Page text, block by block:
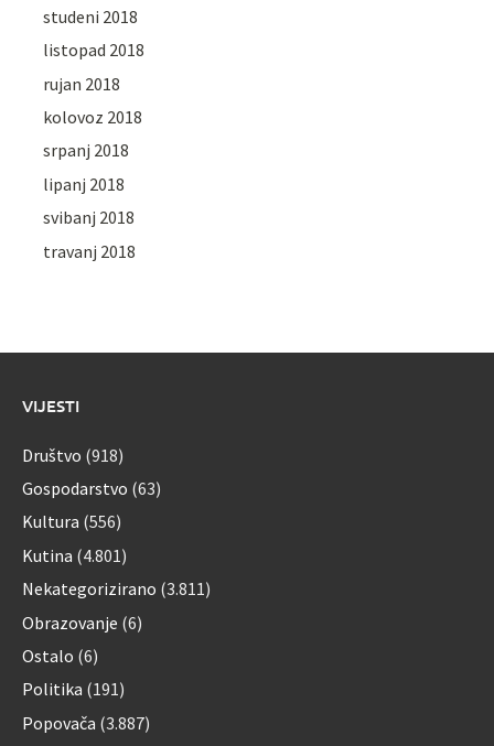
studeni 2018
listopad 2018
rujan 2018
kolovoz 2018
srpanj 2018
lipanj 2018
svibanj 2018
travanj 2018
VIJESTI
Društvo (918)
Gospodarstvo (63)
Kultura (556)
Kutina (4.801)
Nekategorizirano (3.811)
Obrazovanje (6)
Ostalo (6)
Politika (191)
Popovača (3.887)